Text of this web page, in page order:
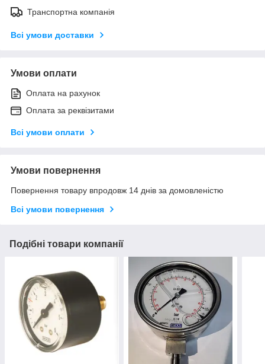
Транспортна компанія
Всі умови доставки
Умови оплати
Оплата на рахунок
Оплата за реквізитами
Всі умови оплати
Умови повернення
Повернення товару впродовж 14 днів за домовленістю
Всі умови повернення
Подібні товари компанії